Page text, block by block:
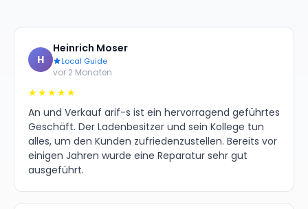
H
Heinrich Moser
Local Guide
vor 2 Monaten
★★★★★
An und Verkauf arif-s ist ein hervorragend geführtes
Geschäft. Der Ladenbesitzer und sein Kollege tun
alles, um den Kunden zufriedenzustellen. Bereits vor
einigen Jahren wurde eine Reparatur sehr gut
ausgeführt.